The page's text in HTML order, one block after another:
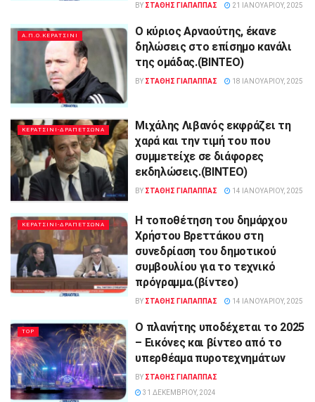
BY ΣΤΑΘΗΣ ΓΊΑΠΑΠΠΑΣ 21 ΙΑΝΟΥΑΡΊΟΥ, 2025
Α.Π.Ο.ΚΕΡΑΤΣΙΝΙ
Ο κύριος Αρναούτης, έκανε
δηλώσεις στο επίσημο κανάλι
της ομάδας.(ΒΙΝΤΕΟ)
BY ΣΤΑΘΗΣ ΓΊΑΠΑΠΠΑΣ 18 ΙΑΝΟΥΑΡΊΟΥ, 2025
ΚΕΡΑΤΣΙΝΙ-ΔΡΑΠΕΤΣΩΝΑ
Μιχάλης Λιβανός εκφράζει τη
χαρά και την τιμή του που
συμμετείχε σε διάφορες
εκδηλώσεις.(ΒΙΝΤΕΟ)
BY ΣΤΑΘΗΣ ΓΊΑΠΑΠΠΑΣ 14 ΙΑΝΟΥΑΡΊΟΥ, 2025
ΚΕΡΑΤΣΙΝΙ-ΔΡΑΠΕΤΣΩΝΑ
Η τοποθέτηση του δημάρχου
Χρήστου Βρεττάκου στη
συνεδρίαση του δημοτικού
συμβουλίου για το τεχνικό
πρόγραμμα.(βίντεο)
BY ΣΤΑΘΗΣ ΓΊΑΠΑΠΠΑΣ 14 ΙΑΝΟΥΑΡΊΟΥ, 2025
TOP
O πλανήτης υποδέχεται το 2025
– Εικόνες και βίντεο από το
υπερθέαμα πυροτεχνημάτων
BY ΣΤΑΘΗΣ ΓΊΑΠΑΠΠΑΣ
31 ΔΕΚΕΜΒΡΊΟΥ, 2024